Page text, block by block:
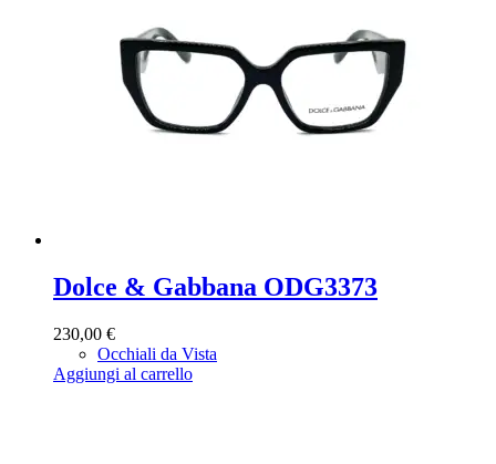
Dolce & Gabbana ODG3373
230,00 €
Occhiali da Vista
Aggiungi al carrello